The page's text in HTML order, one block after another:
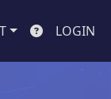
LOGIN